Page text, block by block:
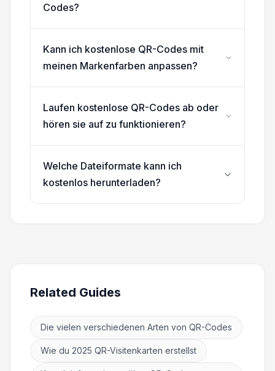
Codes?
Kann ich kostenlose QR-Codes mit
meinen Markenfarben anpassen?
Laufen kostenlose QR-Codes ab oder
hören sie auf zu funktionieren?
Welche Dateiformate kann ich
kostenlos herunterladen?
Related Guides
Die vielen verschiedenen Arten von QR-Codes
Wie du 2025 QR-Visitenkarten erstellst